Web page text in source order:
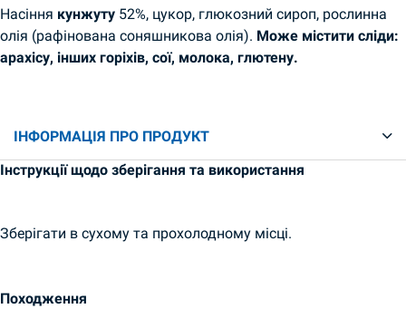
Насіння кунжуту 52%, цукор, глюкозний сироп, рослинна
олія (рафінована соняшникова олія). Може містити сліди:
арахісу, інших горіхів, сої, молока, глютену.
ІНФОРМАЦІЯ ПРО ПРОДУКТ
Інструкції щодо зберігання та використання
Зберігати в сухому та прохолодному місці.
Походження